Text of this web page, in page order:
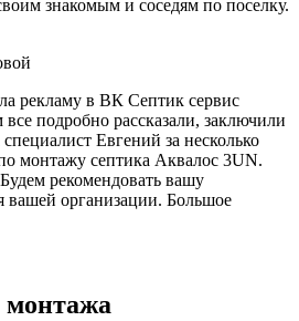
знакомым и соседям по поселку.
рекламу в ВК Септик сервис
подробно рассказали, заключили
Евгений за несколько
монтажу септика Аквалос 3UN.
рекомендовать вашу
организации. Большое
монтажа